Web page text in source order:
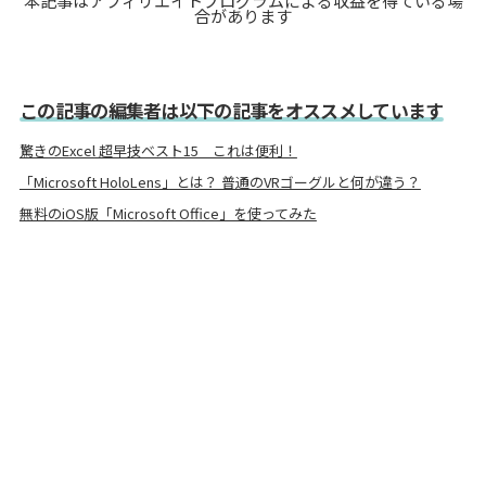
合があります
この記事の編集者は以下の記事をオススメしています
驚きのExcel 超早技ベスト15 これは便利！
「Microsoft HoloLens」とは？ 普通のVRゴーグルと何が違う？
無料のiOS版「Microsoft Office」を使ってみた